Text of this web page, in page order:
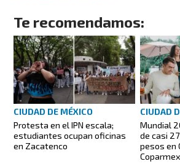
Te recomendamos:
CIUDAD DE MÉXICO
Protesta en el IPN escala;
estudiantes ocupan oficinas
en Zacatenco
CIUDAD
Mundial
de casi
pesos en
Coparmex